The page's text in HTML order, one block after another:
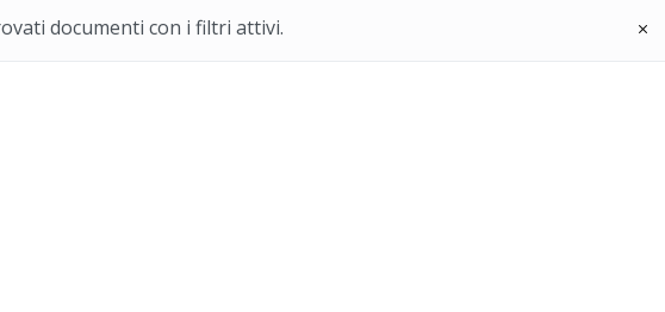
documenti con i filtri attivi.